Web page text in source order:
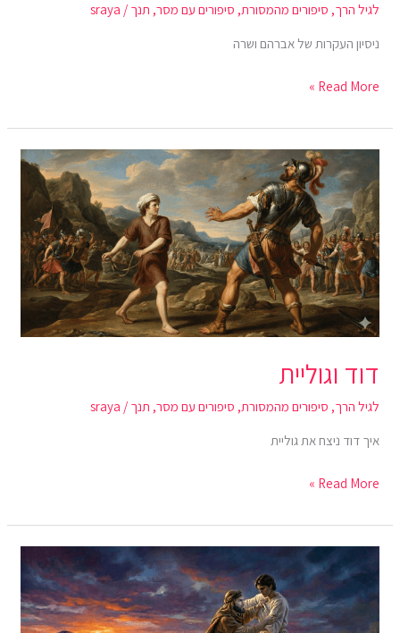
לגיל הרך, סיפורים מהמסורת, סיפורים עם מסר, תנך /
sraya
ניסיון העקרות של אברהם ושרה
Read More »
דוד וגוליית
לגיל הרך, סיפורים מהמסורת, סיפורים עם מסר, תנך /
sraya
איך דוד ניצח את גוליית
וגוליית
Read More »
יעקב
נאבק
עם
המלאך